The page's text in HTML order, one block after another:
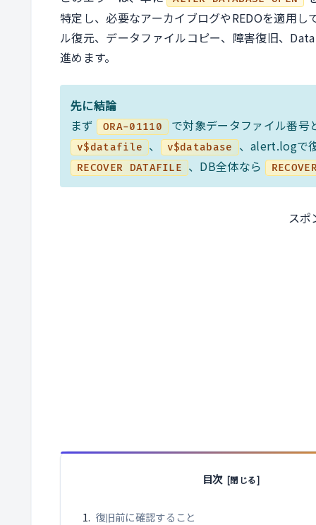
特定し、必要なアーカイブログやREDOを適用
ル復元、データファイルコピー、障害復旧、
進めます。
先に結論
まず
ORA-01110 で対象データファイル番号
v$datafile 、 v$database 、alert.logで
RECOVER DATAFILE 、DB全体なら
スポ
目次
復旧前に確認すること